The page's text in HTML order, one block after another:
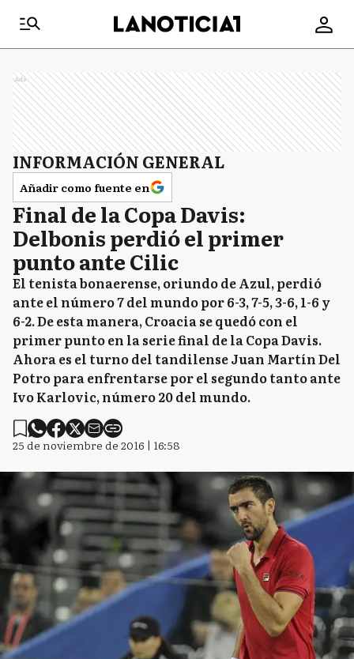
Ads
INFORMACIÓN GENERAL
Añadir como fuente en
Final de la Copa Davis:
Delbonis perdió el primer
punto ante Cilic
El tenista bonaerense, oriundo de Azul, perdió
ante el número 7 del mundo por 6-3, 7-5, 3-6, 1-6 y
6-2. De esta manera, Croacia se quedó con el
primer punto en la serie final de la Copa Davis.
Ahora es el turno del tandilense Juan Martín Del
Potro para enfrentarse por el segundo tanto ante
Ivo Karlovic, número 20 del mundo.
25 de noviembre de 2016 | 16:58